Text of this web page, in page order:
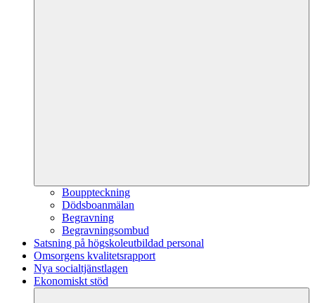
Bouppteckning
Dödsboanmälan
Begravning
Begravningsombud
Satsning på högskoleutbildad personal
Omsorgens kvalitetsrapport
Nya socialtjänstlagen
Ekonomiskt stöd